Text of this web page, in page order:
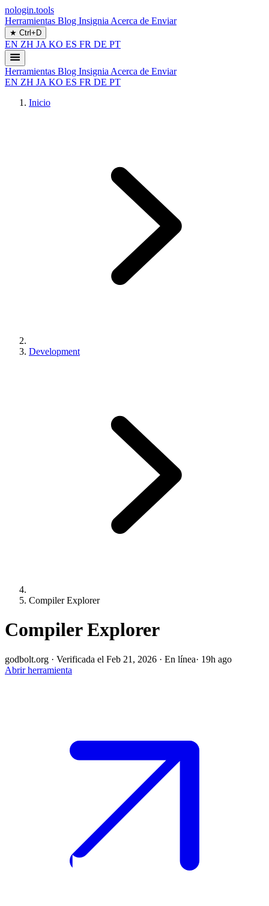
nologin.tools
Herramientas Blog Insignia Acerca de Enviar
★ Ctrl+D
EN ZH JA KO ES FR DE PT
Herramientas Blog Insignia Acerca de Enviar
EN ZH JA KO ES FR DE PT
Inicio
Development
Compiler Explorer
Compiler Explorer
godbolt.org · Verificada el Feb 21, 2026 · En línea· 19h ago
Abrir herramienta